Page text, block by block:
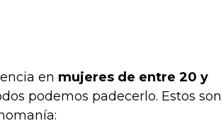
en mujeres de entre 20 y
podemos padecerlo. Estos son